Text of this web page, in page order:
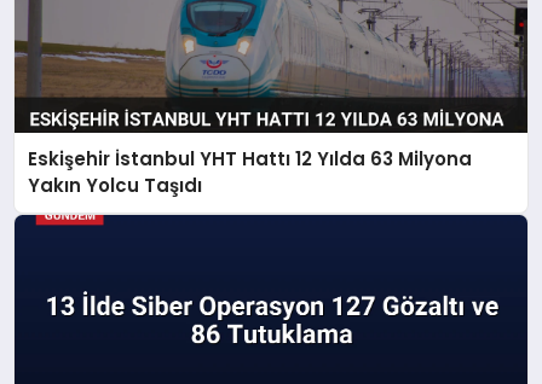
Eskişehir İstanbul YHT Hattı 12 Yılda 63 Milyona
Yakın Yolcu Taşıdı